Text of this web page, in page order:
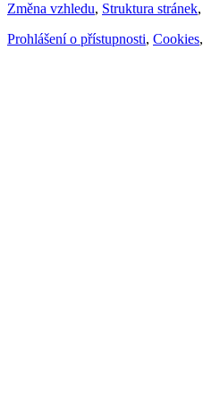
Změna vzhledu, Struktura stránek,
Prohlášení o přístupnosti, Cookies,